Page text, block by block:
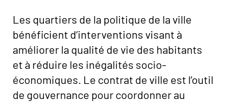
Les quartiers de la politique de la ville
bénéficient d’interventions visant à
améliorer la qualité de vie des habitants
et à réduire les inégalités socio-
économiques. Le contrat de ville est l’outil
de gouvernance pour coordonner au